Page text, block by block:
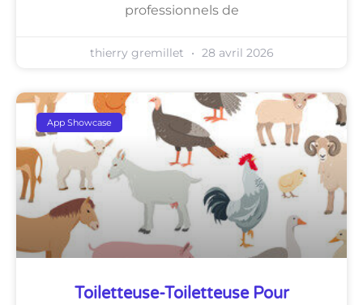
professionnels de
thierry gremillet 28 avril 2026
App Showcase
Toiletteuse-Toiletteuse Pour